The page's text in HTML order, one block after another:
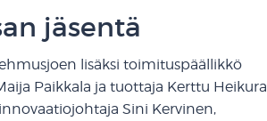
jäsentä
lisäksi toimituspäällikkö
Paikkala ja tuottaja Kerttu Heikura.
Sini Kervinen,